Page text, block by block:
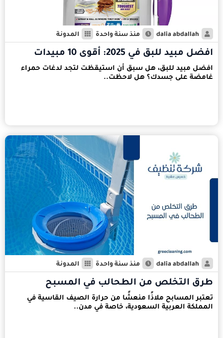
dalia abdallah منذ سنة واحدة المدونة
افضل مبيد للبق في 2025: أقوى 10 مبيدات
افضل مبيد للبق، هل سبق أن استيقظت لتجد لدغات حمراء
غامضة على جسدك؟ هل لاحظت..
dalia abdallah منذ سنة واحدة المدونة
طرق التخلص من الطحالب في المسبح
تعتبر المسابح ملاذًا منعشًا من حرارة الصيف القاسية في
المملكة العربية السعودية، خاصة في مدن..